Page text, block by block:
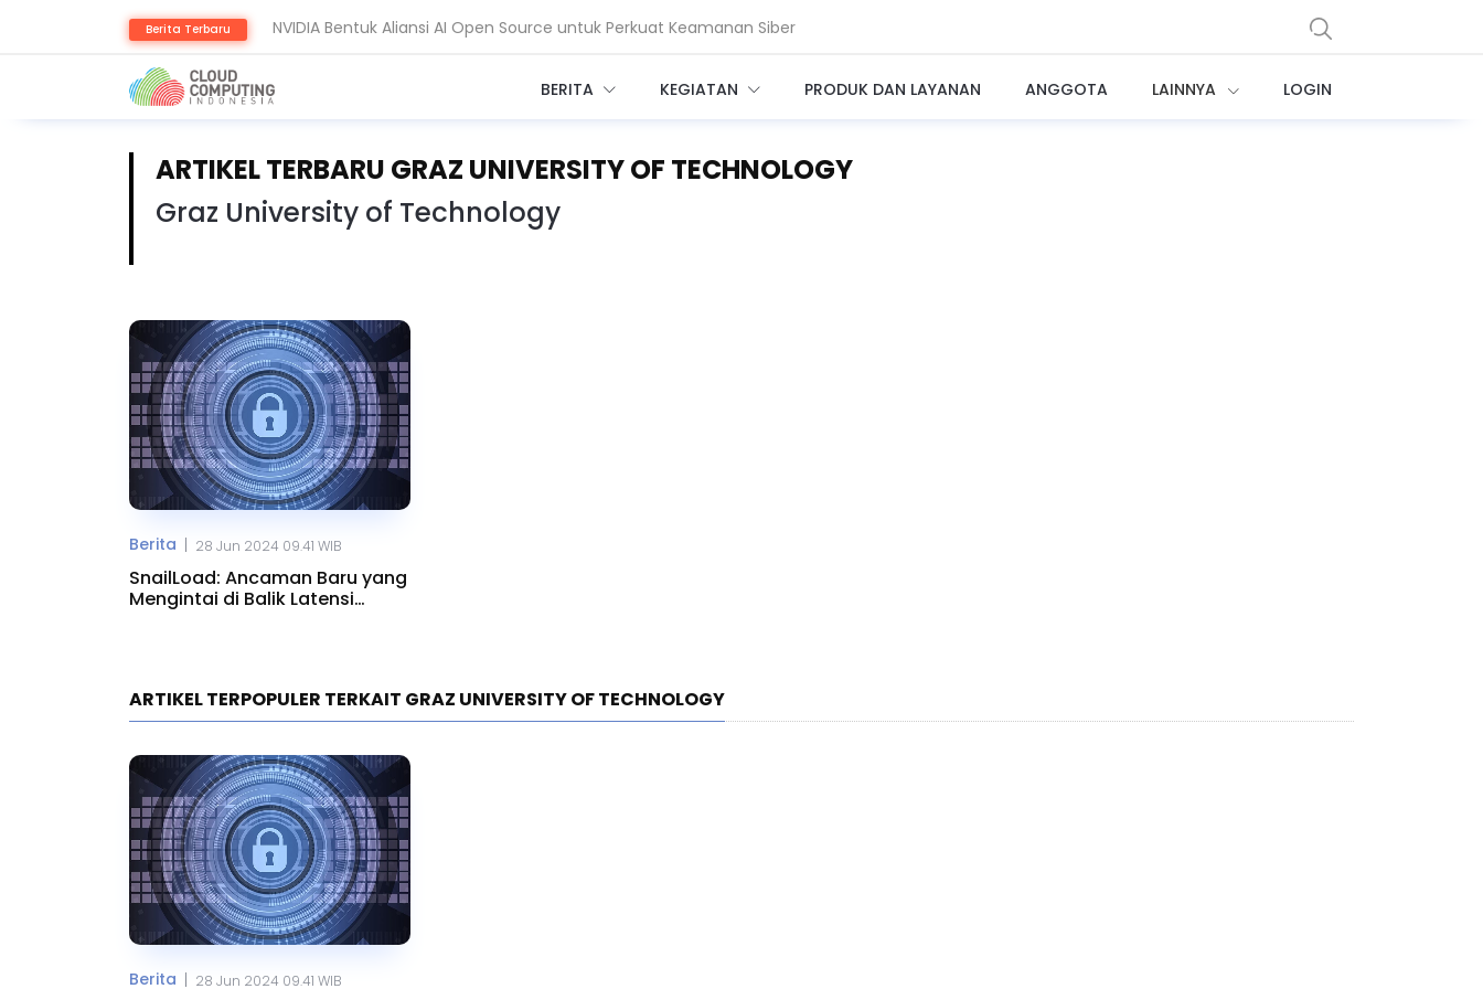
Berita Terbaru
BERITA
KEGIATAN PRODUK DAN LAYANAN ANGGOTA LAINNYA LOGIN
ARTIKEL TERBARU GRAZ UNIVERSITY OF TECHNOLOGY
Graz University of Technology
Berita | 28 Jun 2024 09.41 WIB
SnailLoad: Ancaman Baru yang
Mengintai di Balik Latensi
ARTIKEL TERPOPULER TERKAIT GRAZ UNIVERSITY OF TECHNOLOGY
Berita | 28 Jun 2024 09.41 WIB